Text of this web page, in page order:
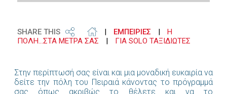
SHARE THIS | ΕΜΠΕΙΡΙΕΣ |
Η
ΠΟΛΗ...ΣΤΑ ΜΕΤΡΑ ΣΑΣ
| ΓΙΑ SOLO ΤΑΞΙΔΙΩΤΕΣ
Στην περίπτωσή σας είναι και μια μοναδική ευκαιρία να
δείτε την πόλη του Πειραιά κάνοντας το πρόγραμμά
σας όπως ακριβώς το θέλετε και να το